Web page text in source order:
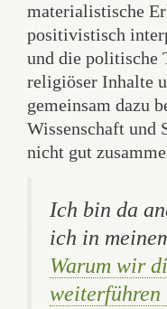
materialistische
positivistisch
und die politische
religiöser Inhalte
gemeinsam dazu
Wissenschaft und
nicht gut
Ich bin da
ich in
Warum wir
weiterführen